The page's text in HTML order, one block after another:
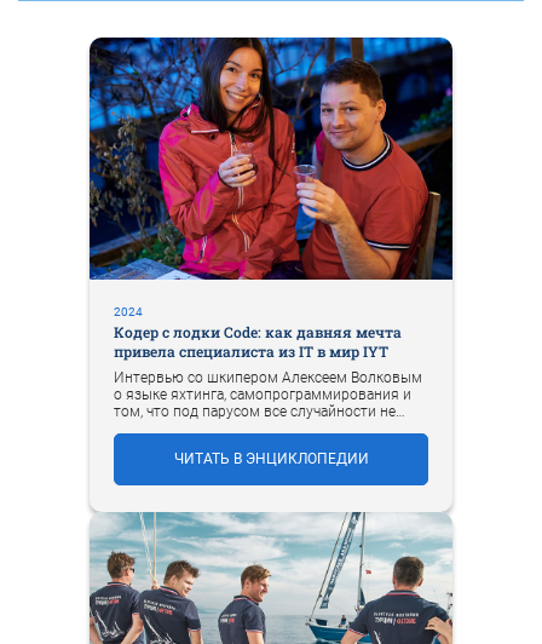
2024
Кодер с лодки Code: как давняя мечта
привела специалиста из IT в мир IYT
Интервью со шкипером Алексеем Волковым
о языке яхтинга, самопрограммирования и
том, что под парусом все случайности не
ЧИТАТЬ В ЭНЦИКЛОПЕДИИ